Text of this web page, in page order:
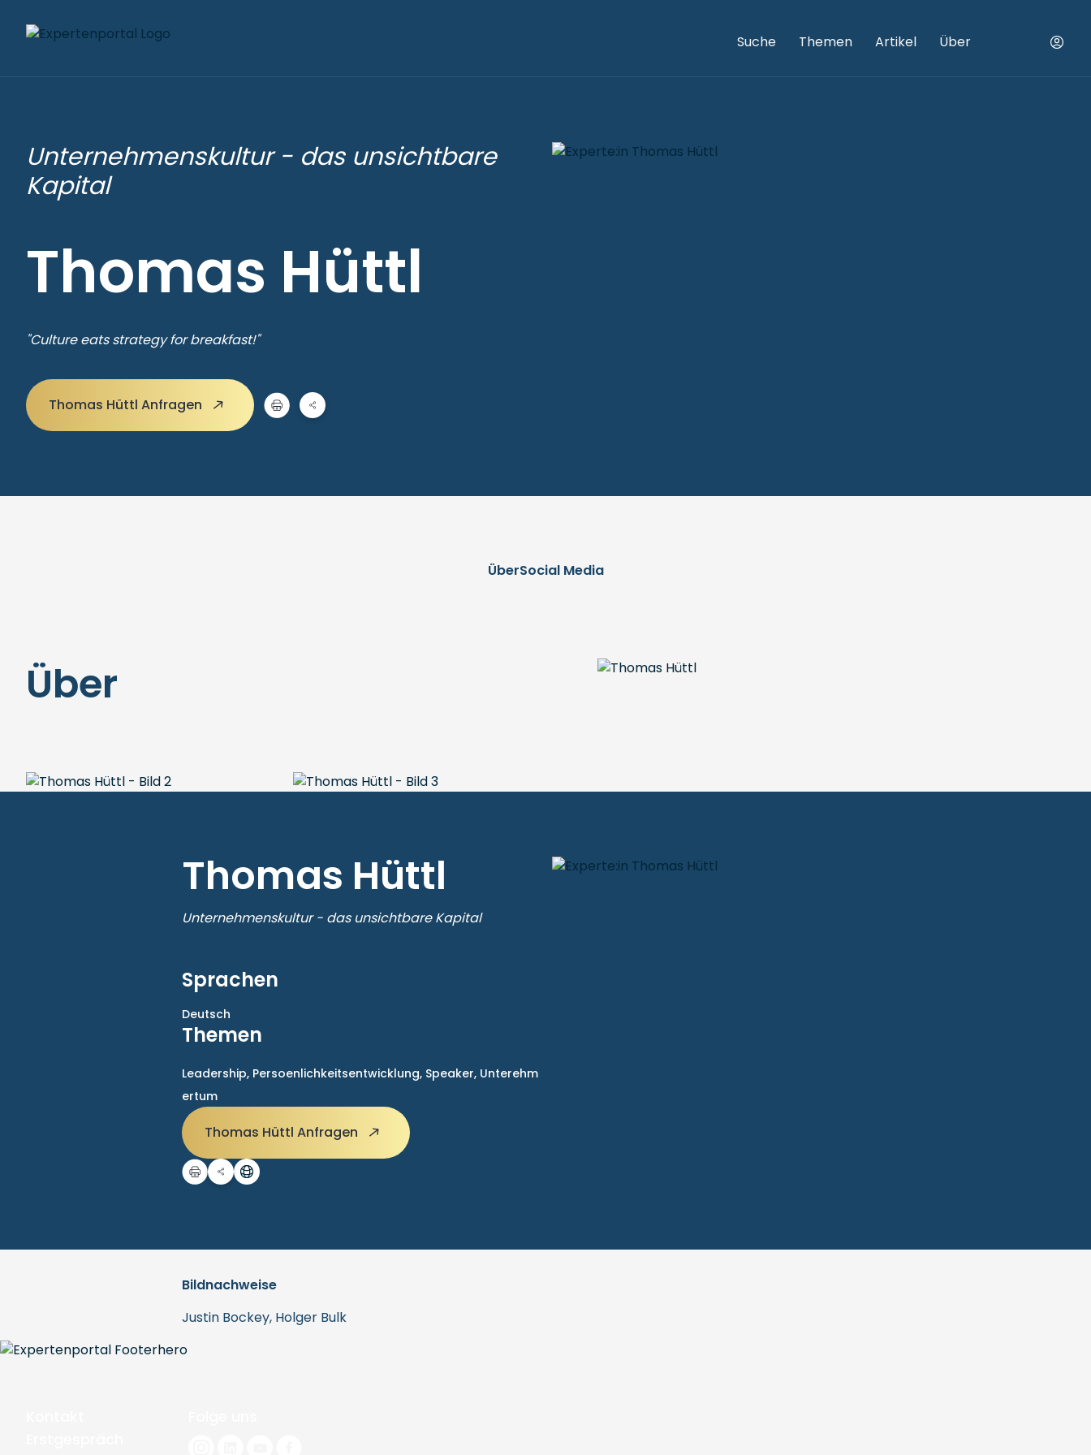
Suche Themen Artikel Über
Unternehmenskultur - das unsichtbare
Kapital
Thomas Hüttl
"Culture eats strategy for breakfast!"
Thomas Hüttl Anfragen
ÜberSocial Media
Über
Thomas Hüttl
Unternehmenskultur - das unsichtbare Kapital
Sprachen
Deutsch
Themen
Leadership, Persoenlichkeitsentwicklung, Speaker, Unterehm
ertum
Thomas Hüttl Anfragen
Bildnachweise
Justin Bockey, Holger Bulk